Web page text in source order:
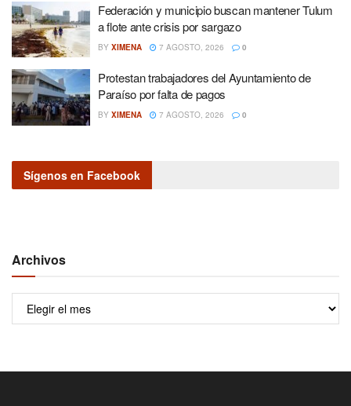
Federación y municipio buscan mantener Tulum
a flote ante crisis por sargazo
BY XIMENA 7 AGOSTO, 2026 0
Protestan trabajadores del Ayuntamiento de
Paraíso por falta de pagos
BY XIMENA 7 AGOSTO, 2026 0
Sígenos en Facebook
Archivos